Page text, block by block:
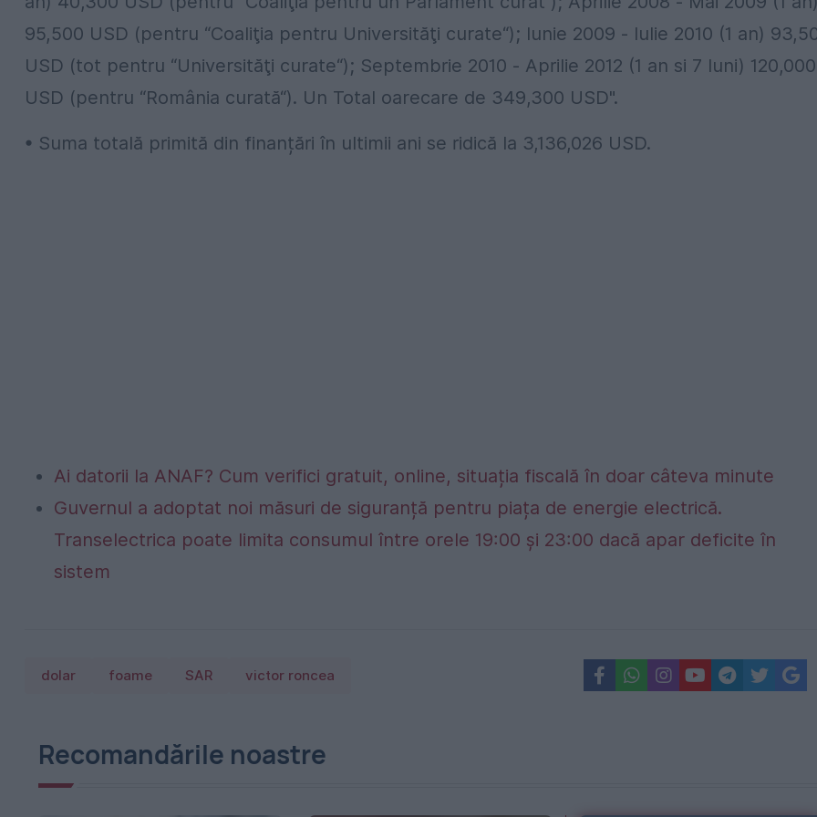
95,500 USD (pentru “Coaliţia pentru Universităţi curate“); Iunie 2009 ‐ Iulie 2010 (1 an)
USD (tot pentru “Universităţi curate“); Septembrie 2010 ‐ Aprilie 2012 (1 an si 7 luni) 120,000
USD (pentru “România curată“). Un Total oarecare de 349,300 USD".
• Suma totală primită din finanțări în ultimii ani se ridică la 3,136,026 USD.
Ai datorii la ANAF? Cum verifici gratuit, online, situația fiscală în doar câteva minute
Guvernul a adoptat noi măsuri de siguranță pentru piața de energie electrică.
Transelectrica poate limita consumul între orele 19:00 și 23:00 dacă apar deficite în
sistem
dolar foame SAR victor roncea
Recomandările noastre